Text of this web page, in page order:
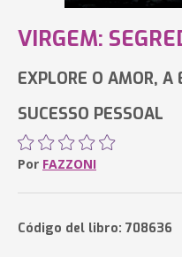
VIRGEM:
EXPLORE O AMOR, A
SUCESSO PESSOAL
Por FAZZONI
Código del libro: 708636